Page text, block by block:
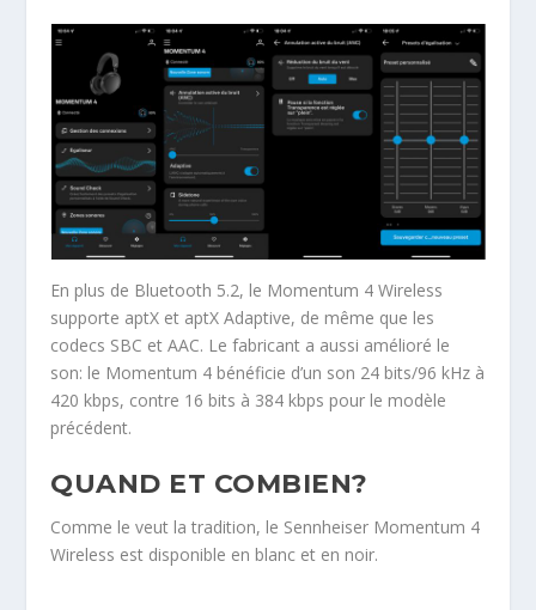
En plus de Bluetooth 5.2, le Momentum 4 Wireless
supporte aptX et aptX Adaptive, de même que les
codecs SBC et AAC. Le fabricant a aussi amélioré le
son: le Momentum 4 bénéficie d’un son 24 bits/96 kHz à
420 kbps, contre 16 bits à 384 kbps pour le modèle
précédent.
QUAND ET COMBIEN?
Comme le veut la tradition, le Sennheiser Momentum 4
Wireless est disponible en blanc et en noir.